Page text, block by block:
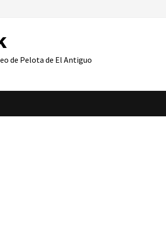
de Pelota de El Antiguo